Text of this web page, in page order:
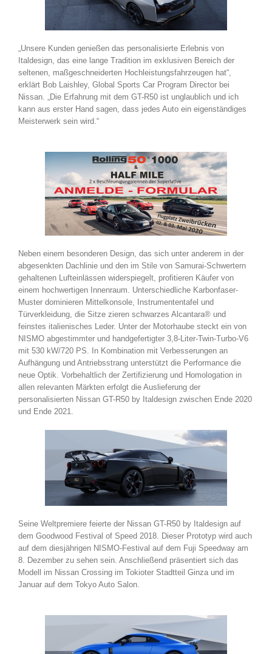
„Unsere Kunden genießen das personalisierte Erlebnis von
Italdesign, das eine lange Tradition im exklusiven Bereich der
seltenen, maßgeschneiderten Hochleistungsfahrzeugen hat“,
erklärt Bob Laishley, Global Sports Car Program Director bei
Nissan. „Die Erfahrung mit dem GT-R50 ist unglaublich und ich
kann aus erster Hand sagen, dass jedes Auto ein eigenständiges
Meisterwerk sein wird.“
Neben einem besonderen Design, das sich unter anderem in der
abgesenkten Dachlinie und den im Stile von Samurai-Schwertern
gehaltenen Lufteinlässen widerspiegelt, profitieren Käufer von
einem hochwertigen Innenraum. Unterschiedliche Karbonfaser-
Muster dominieren Mittelkonsole, Instrumententafel und
Türverkleidung, die Sitze zieren schwarzes Alcantara® und
feinstes italienisches Leder. Unter der Motorhaube steckt ein von
NISMO abgestimmter und handgefertigter 3,8-Liter-Twin-Turbo-V6
mit 530 kW/720 PS. In Kombination mit Verbesserungen an
Aufhängung und Antriebsstrang unterstützt die Performance die
neue Optik. Vorbehaltlich der Zertifizierung und Homologation in
allen relevanten Märkten erfolgt die Auslieferung der
personalisierten Nissan GT-R50 by Italdesign zwischen Ende 2020
und Ende 2021.
Seine Weltpremiere feierte der Nissan GT-R50 by Italdesign auf
dem Goodwood Festival of Speed 2018. Dieser Prototyp wird auch
auf dem diesjährigen NISMO-Festival auf dem Fuji Speedway am
8. Dezember zu sehen sein. Anschließend präsentiert sich das
Modell im Nissan Crossing im Tokioter Stadtteil Ginza und im
Januar auf dem Tokyo Auto Salon.